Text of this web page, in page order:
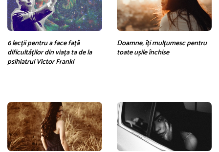
6 lecții pentru a face față
dificultăților din viața ta de la
psihiatrul Victor Frankl
Doamne, îți mulțumesc pentru
toate ușile închise